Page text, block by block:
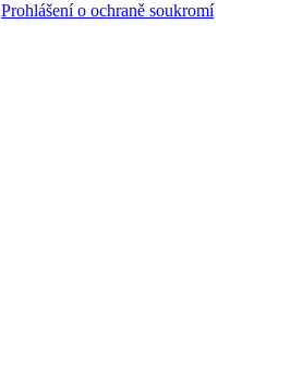
Prohlášení o ochraně soukromí